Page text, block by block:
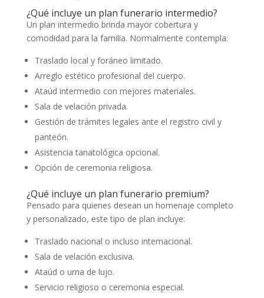
¿Qué incluye un plan funerario intermedio?
Un plan intermedio brinda mayor cobertura y
comodidad para la familia. Normalmente contempla:
Traslado local y foráneo limitado.
Arreglo estético profesional del cuerpo.
Ataúd intermedio con mejores materiales.
Sala de velación privada.
Gestión de trámites legales ante el registro civil y
panteón.
Asistencia tanatológica opcional.
Opción de ceremonia religiosa.
¿Qué incluye un plan funerario premium?
Pensado para quienes desean un homenaje completo
y personalizado, este tipo de plan incluye:
Traslado nacional o incluso internacional.
Sala de velación exclusiva.
Ataúd o urna de lujo.
Servicio religioso o ceremonia especial.